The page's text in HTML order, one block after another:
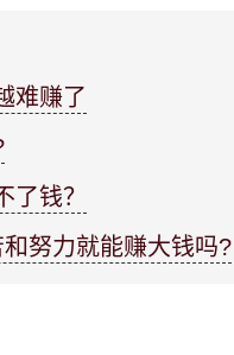
难赚了
了钱？
努力就能赚大钱吗?